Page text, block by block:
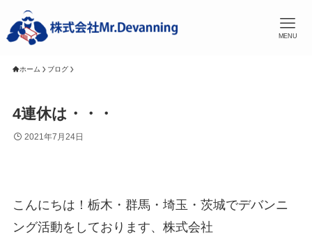
MENU
ホーム ブログ
4連休は・・・
2021年7月24日
こんにちは！栃木・群馬・埼玉・茨城でデバンニ
ング活動をしております、株式会社